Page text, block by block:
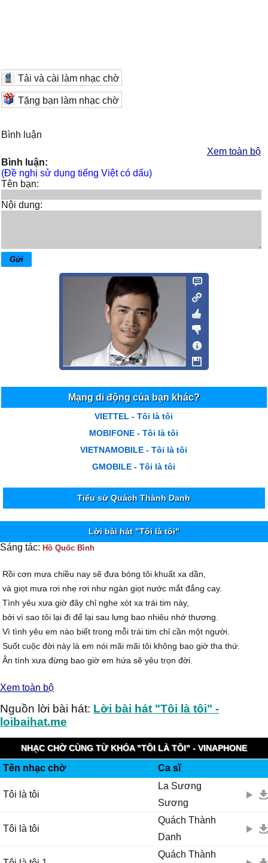
Tải và cài làm nhạc chờ
Tặng bạn làm nhạc chờ
Bình luận
Xem toàn bộ
Bình luận:
(Đề nghị sử dụng tiếng Việt có dấu)
Tên bạn:
Nội dung:
Mạng di động của bạn khác?
VIETTEL - Tôi là tôi
MOBIFONE - Tôi là tôi
VIETNAMOBILE - Tôi là tôi
GMOBILE - Tôi là tôi
Tiểu sử Quách Thành Danh
Lời bài hát "Tôi là tôi"
Sáng tác: Hồ Quốc Bình
Rồi cơn mưa chiều nay sẽ đưa bóng tôi khuất xa dần,
và giọt mưa rơi nhẹ rơi như ngàn giọt nước mắt đắng cay.
Tình yêu xưa giờ đây chỉ nghe xót xa trái tim này,
bởi vì sao tôi lại đi để lại sau lưng bao nhiêu nhớ thương.
Vì tình yêu em nào biết trong mỗi trái tim chỉ cần một người.
Suốt cuộc đời này là em nói mãi mãi tôi không bao giờ tha thứ.
Ân tình xưa đừng bao giờ em hứa sẽ yêu trọn đời.
Ngày xưa khi gặp nhau tiếng yêu thiết tha đã trao lời.
Dù cho không còn yêu cũng đừng nên oán trách nhau.
Tại sao em lại gieo đắng cay với câu nói vô tình.
Ráp: Ôi ngày xưa khi em nói yêu tôi em rất ngây thơ,
em chỉ mong sao ta mãi mãi bên nhau,
Tâm hồn tôi luôn khao khát yêu em,
thao thức bao đêm, mơ xây đắp tương lai.
Theo thời gian cuộc sống sa hoa đưa bóng dáng tôi xa trái tim em.
Chỉ còn đây bao câu nói chua cay đem đến cho tôi bao nổi xót xa.
Xem toàn bộ
Nguồn lời bài hát: Lời bài hát "Tôi là tôi" -
loibaihat.me
NHẠC CHỜ CÙNG TỪ KHÓA "TÔI LÀ TÔI" - VINAPHONE
RINGTUNES
Tên nhạc chờ Ca sĩ
Tôi là tôi
La Sương
Sương
Tôi là tôi
Quách Thành
Danh
Quách Thành